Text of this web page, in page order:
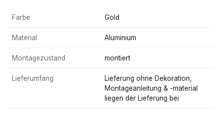
Farbe Gold
Material Aluminium
Montagezustand montiert
Lieferumfang
Lieferung ohne Dekoration,
Montageanleitung & -material
liegen der Lieferung bei